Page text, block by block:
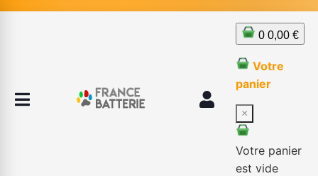
0 0,00 €
Votre
panier
×
Votre panier
est vide